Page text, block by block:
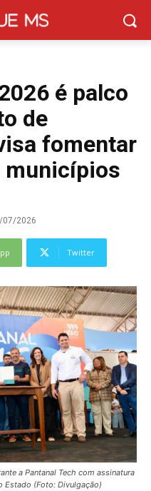
é palco
de
fomentar
municípios
07/2026
Twitter
a Pantanal Tech com assinatura
Estado (Foto: Divulgação)